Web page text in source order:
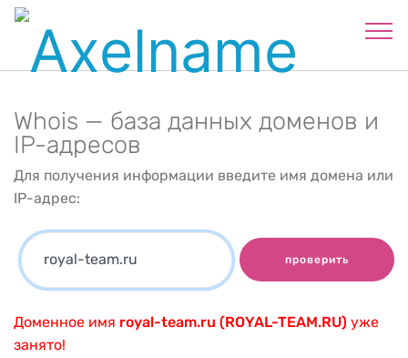
Whois — база данных доменов и
IP-адресов
Для получения информации введите имя домена или
IP-адрес:
проверить
Доменное имя royal-team.ru (ROYAL-TEAM.RU) уже
занято!